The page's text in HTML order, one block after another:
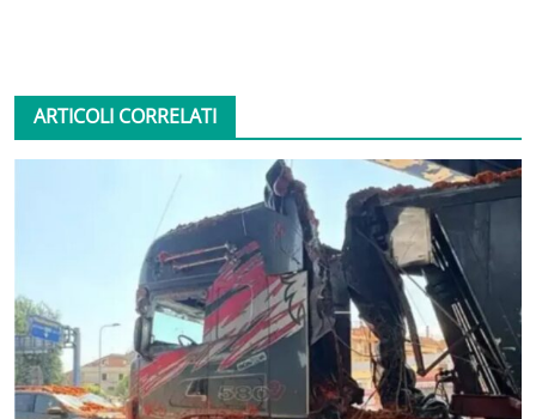
ARTICOLI CORRELATI